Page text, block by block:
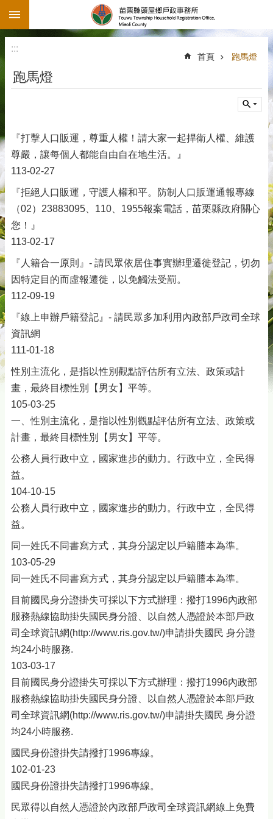
跳到主要內容區塊
:::
首頁 跑馬燈
跑馬燈
『打擊人口販運，尊重人權！請大家一起捍衛人權、維護
尊嚴，讓每個人都能自由自在地生活。』
113-02-27
『拒絕人口販運，守護人權和平。防制人口販運通報專線
（02）23883095、110、1955報案電話，苗栗縣政府關心
您！』
113-02-17
『人籍合一原則』- 請民眾依居住事實辦理遷徙登記，切勿
因特定目的而虛報遷徙，以免觸法受罰。
112-09-19
『線上申辦戶籍登記』- 請民眾多加利用內政部戶政司全球
資訊網
111-01-18
性別主流化，是指以性別觀點評估所有立法、政策或計
畫，最終目標性別【男女】平等。
105-03-25
一、性別主流化，是指以性別觀點評估所有立法、政策或
計畫，最終目標性別【男女】平等。
公務人員行政中立，國家進步的動力。行政中立，全民得
益。
104-10-15
公務人員行政中立，國家進步的動力。行政中立，全民得
益。
同一姓氏不同書寫方式，其身分認定以戶籍謄本為準。
103-05-29
同一姓氏不同書寫方式，其身分認定以戶籍謄本為準。
目前國民身分證掛失可採以下方式辦理：撥打1996內政部
服務熱線協助掛失國民身分證、以自然人憑證於本部戶政
司全球資訊網(http://www.ris.gov.tw/)申請掛失國民 身分證
均24小時服務.
103-03-17
目前國民身分證掛失可採以下方式辦理：撥打1996內政部
服務熱線協助掛失國民身分證、以自然人憑證於本部戶政
司全球資訊網(http://www.ris.gov.tw/)申請掛失國民 身分證
均24小時服務.
國民身份證掛失請撥打1996專線。
102-01-23
國民身份證掛失請撥打1996專線。
民眾得以自然人憑證於內政部戶政司全球資訊網線上免費